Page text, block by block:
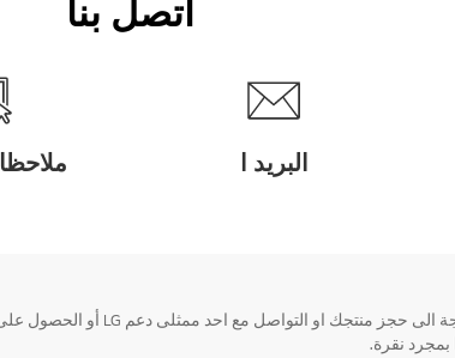
اتصل بنا
البريد ا
بمجرد نقرة.